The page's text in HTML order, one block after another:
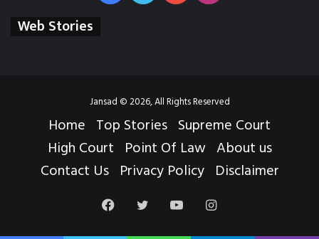
Web Stories
Jansad © 2026, All Rights Reserved
Home Top Stories Supreme Court
High Court Point Of Law About us
Contact Us Privacy Policy Disclaimer
FacebookTwitterYouTubeInstagram